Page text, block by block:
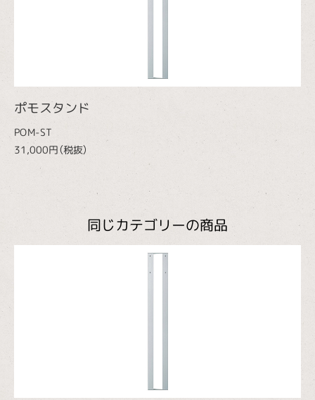
ポモスタンド
POM-ST
31,000円（税抜）
同じカテゴリーの商品